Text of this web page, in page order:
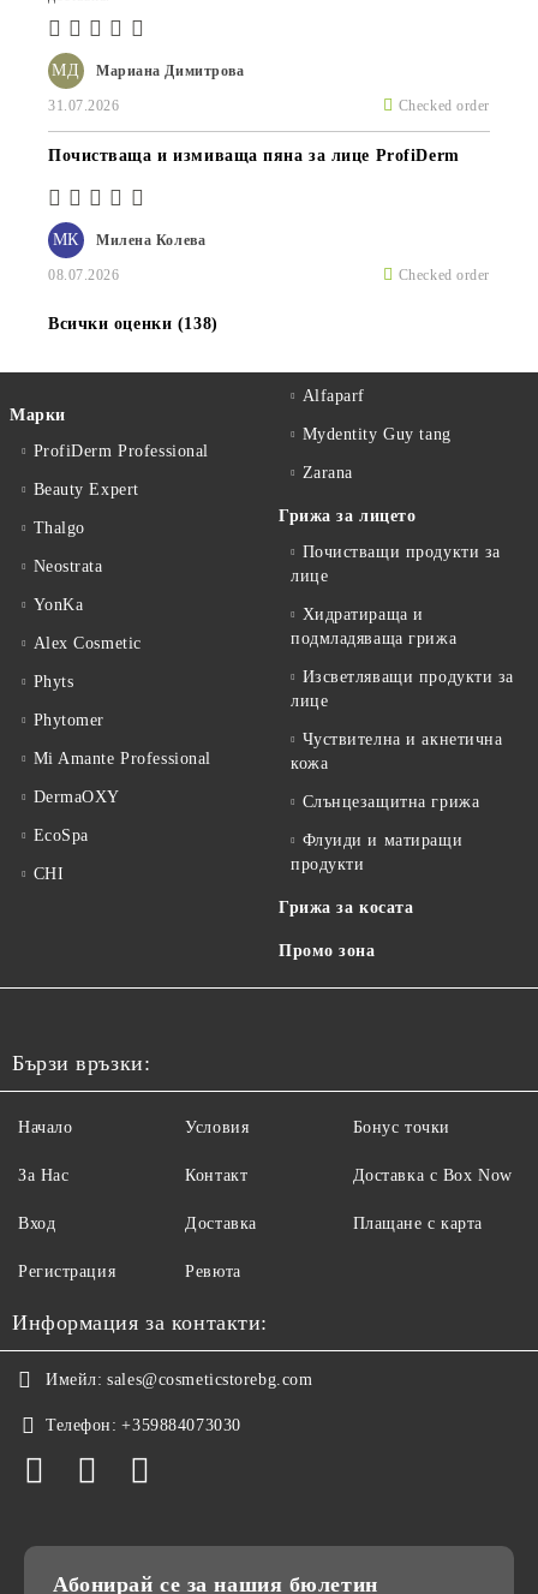
МД Мариана Димитрова
31.07.2026 Checked order
МК Милена Колева
08.07.2026 Checked order
Почистваща и измиваща пяна за лице ProfiDerm
Всички оценки (138)
Марки
ProfiDerm Professional
Beauty Expert
Thalgo
Neostrata
YonKa
Alex Cosmetic
Phyts
Phytomer
Mi Amante Professional
DermaOXY
EcoSpa
CHI
Alfaparf
Mydentity Guy tang
Zarana
Грижа за лицето
Почистващи продукти за
лице
Хидратираща и
подмладяваща грижа
Изсветляващи продукти за
лице
Чуствителна и акнетична
кожа
Слънцезащитна грижа
Флуиди и матиращи
продукти
Грижа за косата
Промо зона
Бързи връзки:
Начало
За Нас
Вход
Регистрация
Условия
Контакт
Доставка
Ревюта
Бонус точки
Доставка с Box Now
Плащане с карта
Информация за контакти:
Имейл: sales@cosmeticstorebg.com
Телефон: +359884073030
Абонирай се за нашия бюлетин